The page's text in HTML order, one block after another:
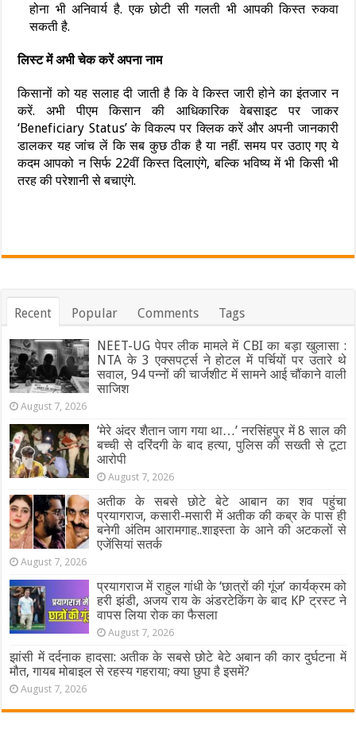
होना भी अनिवार्य है. एक छोटी सी गलती भी आपकी किस्त रुकवा
सकती है.
लिस्ट में अभी चेक करें अपना नाम
किसानों को यह सलाह दी जाती है कि वे किस्त जारी होने का इंतजार न
करें. अभी पीएम किसान की आधिकारिक वेबसाइट पर जाकर
‘Beneficiary Status’ के विकल्प पर क्लिक करें और अपनी जानकारी
डालकर यह जांच लें कि सब कुछ ठीक है या नहीं. समय पर उठाए गए ये
कदम आपको न सिर्फ 22वीं किस्त दिलाएंगे, बल्कि भविष्य में भी किसी भी
तरह की परेशानी से बचाएंगे.
Recent Popular Comments Tags
NEET-UG पेपर लीक मामले में CBI का बड़ा खुलासा :
NTA के 3 एक्सपर्ट्स ने होटल में पर्चियों पर उतारे थे
सवाल, 94 पन्नों की चार्जशीट में सामने आई चौंकाने वाली
साजिश
August 7, 2026
‘मेरे अंदर शैतान जाग गया था…’ नरसिंहपुर में 8 साल की
बच्ची से दरिंदगी के बाद हत्या, पुलिस की सख्ती से टूटा
आरोपी
August 7, 2026
अतीक के सबसे छोटे बेटे आबान का शव पहुंचा
प्रयागराज, कसारी-मसारी में अतीक की कब्र के पास ही
बनेगी अंतिम आरामगाह..शाइस्ता के आने की अटकलों से
एजेंसियां सतर्क
August 7, 2026
प्रयागराज में राहुल गांधी के ‘छात्रों की गूंज’ कार्यक्रम को
हरी झंडी, अजय राय के अंडरटेकिंग के बाद KP ट्रस्ट ने
वापस लिया रोक का फैसला
August 7, 2026
झांसी में दर्दनाक हादसा: अतीक के सबसे छोटे बेटे अबान की कार दुर्घटना में
मौत, गायब मोबाइल से रहस्य गहराया; क्या छुपा है इसमें?
August 7, 2026